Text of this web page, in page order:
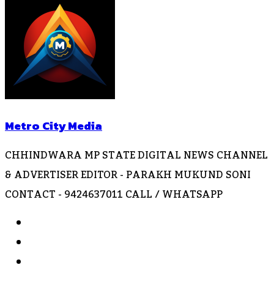
Metro City Media
CHHINDWARA MP STATE DIGITAL NEWS CHANNEL
& ADVERTISER EDITOR - PARAKH MUKUND SONI
CONTACT - 9424637011 CALL / WHATSAPP